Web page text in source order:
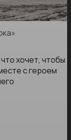
хочет, чтобы
с героем